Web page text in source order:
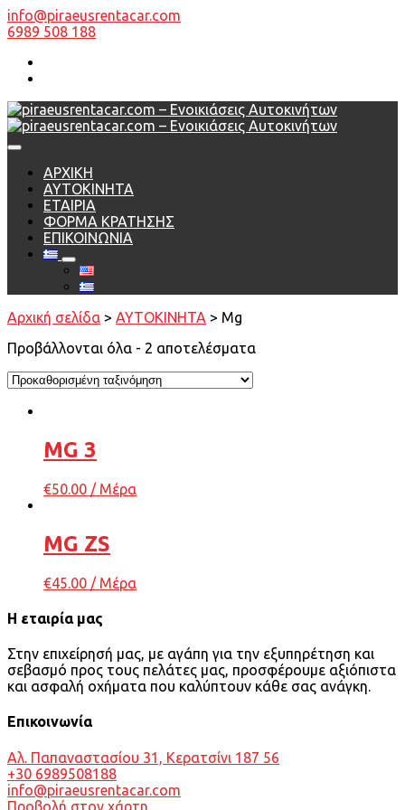
info@piraeusrentacar.com
6989 508 188
ΑΡΧΙΚΗ
AYTOKINHTA
ΕΤΑΙΡΙΑ
ΦΟΡΜΑ ΚΡΑΤΗΣΗΣ
ΕΠΙΚΟΙΝΩΝΙΑ
Αρχική σελίδα > AYTOKINHTA > Mg
Προβάλλονται όλα - 2 αποτελέσματα
MG 3
€50.00 / Μέρα
MG ZS
€45.00 / Μέρα
Η εταιρία μας
Στην επιχείρησή μας, με αγάπη για την εξυπηρέτηση και
σεβασμό προς τους πελάτες μας, προσφέρουμε αξιόπιστα
και ασφαλή οχήματα που καλύπτουν κάθε σας ανάγκη.
Επικοινωνία
Αλ. Παπαναστασίου 31, Κερατσίνι 187 56
+30 6989508188
info@piraeusrentacar.com
Προβολή στον χάρτη